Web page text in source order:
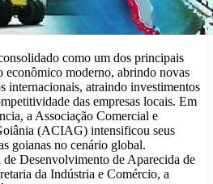
como um dos principais
econômico moderno, abrindo novas
internacionais, atraindo investimentos
das empresas locais. Em
a Associação Comercial e
(ACIAG) intensificou seus
goianas no cenário global.
Desenvolvimento de Aparecida de
da Indústria e Comércio, a